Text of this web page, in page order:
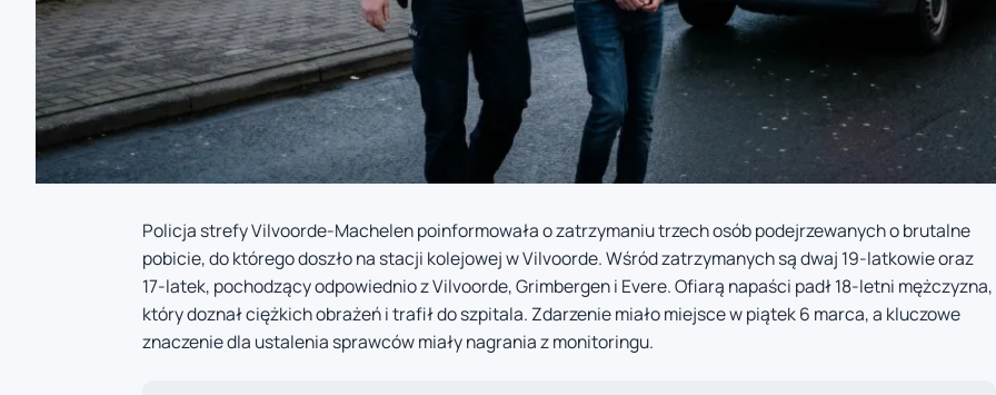
Policja strefy Vilvoorde-Machelen poinformowała o zatrzymaniu trzech osób podejrzewanych o brutalne
pobicie, do którego doszło na stacji kolejowej w Vilvoorde. Wśród zatrzymanych są dwaj 19-latkowie oraz
17-latek, pochodzący odpowiednio z Vilvoorde, Grimbergen i Evere. Ofiarą napaści padł 18-letni mężczyzna,
który doznał ciężkich obrażeń i trafił do szpitala. Zdarzenie miało miejsce w piątek 6 marca, a kluczowe
znaczenie dla ustalenia sprawców miały nagrania z monitoringu.